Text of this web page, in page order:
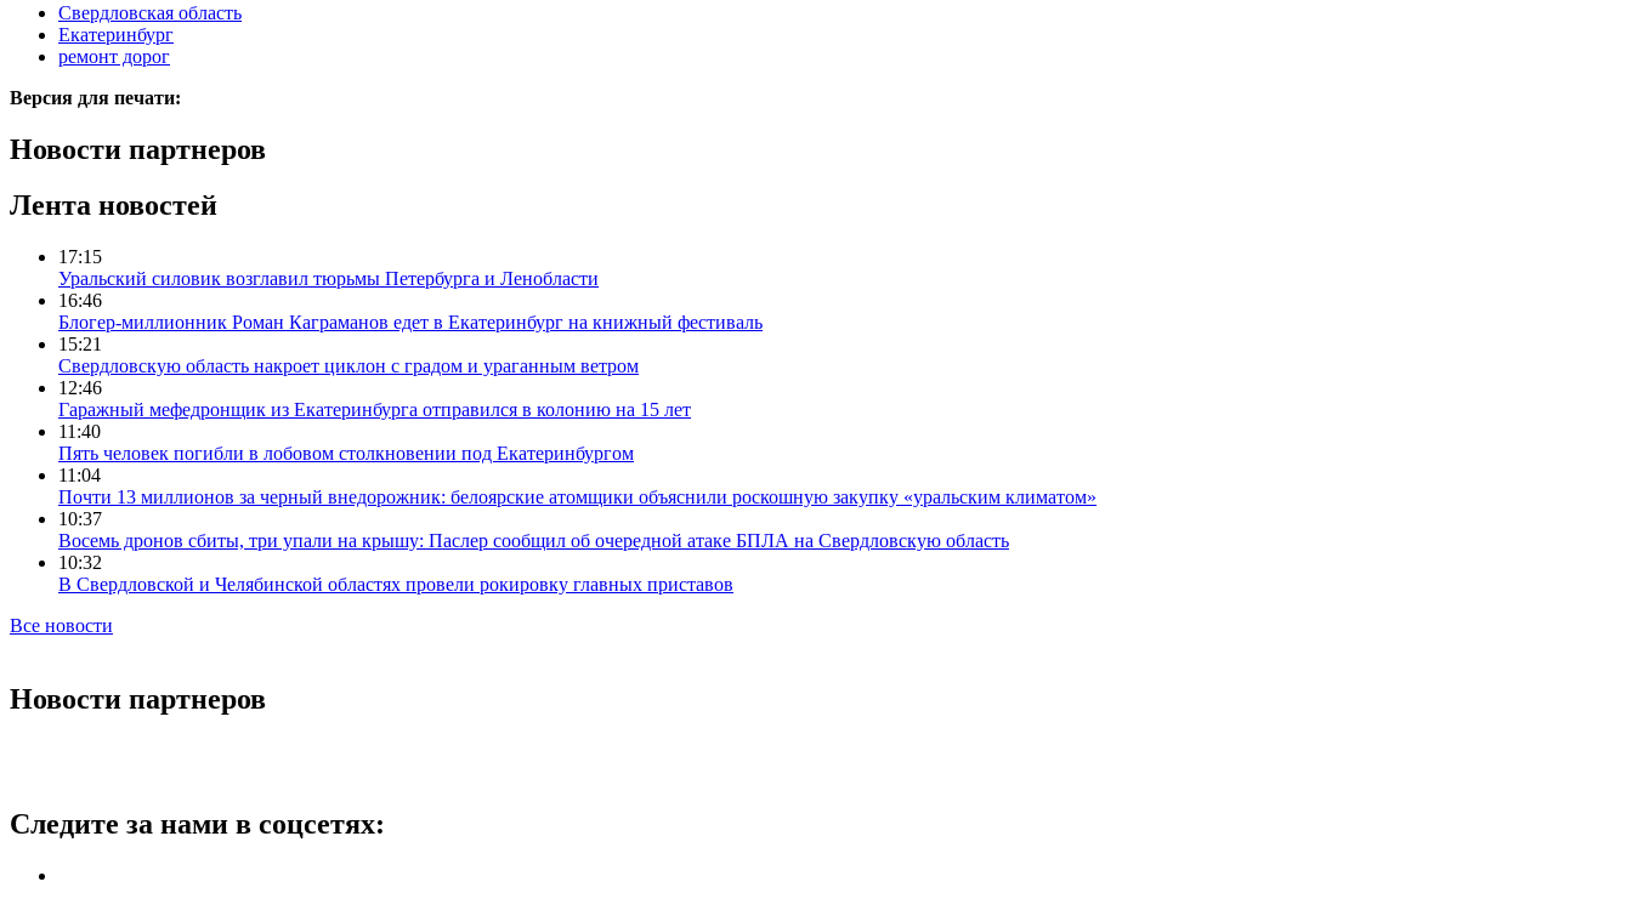
Свердловская область
Екатеринбург
ремонт дорог
Версия для печати:
Новости партнеров
Лента новостей
17:15
Уральский силовик возглавил тюрьмы Петербурга и Ленобласти
16:46
Блогер-миллионник Роман Каграманов едет в Екатеринбург на книжный фестиваль
15:21
Свердловскую область накроет циклон с градом и ураганным ветром
12:46
Гаражный мефедронщик из Екатеринбурга отправился в колонию на 15 лет
11:40
Пять человек погибли в лобовом столкновении под Екатеринбургом
11:04
Почти 13 миллионов за черный внедорожник: белоярские атомщики объяснили роскошную закупку «уральским климатом»
10:37
Восемь дронов сбиты, три упали на крышу: Паслер сообщил об очередной атаке БПЛА на Свердловскую область
10:32
В Свердловской и Челябинской областях провели рокировку главных приставов
Все новости
Новости партнеров
Следите за нами в соцсетях: